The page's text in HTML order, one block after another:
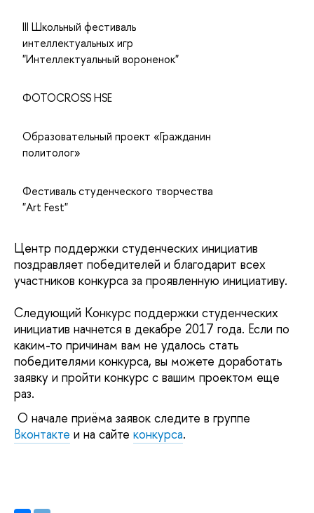
III Школьный фестиваль
интеллектуальных игр
"Интеллектуальный вороненок"
ФОТОCROSS HSE
Образовательный проект «Гражданин
политолог»
Фестиваль студенческого творчества
"Art Fest"
Центр поддержки студенческих инициатив
поздравляет победителей и благодарит всех
участников конкурса за проявленную инициативу.
Следующий Конкурс поддержки студенческих
инициатив начнется в декабре 2017 года. Если по
каким-то причинам вам не удалось стать
победителями конкурса, вы можете доработать
заявку и пройти конкурс с вашим проектом еще
раз.
О начале приёма заявок следите в группе
Вконтакте и на сайте конкурса.